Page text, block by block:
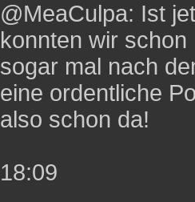
@MeaCulpa: Ist
konnten wir
sogar mal nach
eine ordentliche
also schon da!
18:09